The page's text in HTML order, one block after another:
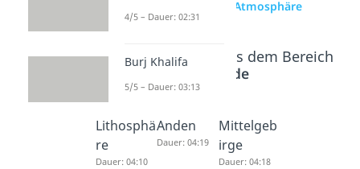
zur Videoseite: Atmosphäre
Beliebte Inhalte aus dem Bereich
Die Erde
Lithosphä
re
Dauer: 04:10
Anden
Dauer: 04:19
Mittelgeb
irge
Dauer: 04:18
4/5 – Dauer: 02:31
Burj Khalifa
5/5 – Dauer: 03:13